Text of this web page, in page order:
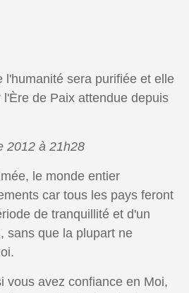
l'humanité sera purifiée et elle
de Paix attendue depuis
2012 à 21h28
le monde entier
car tous les pays feront
de tranquillité et d'un
sans que la plupart ne
vous avez confiance en Moi,